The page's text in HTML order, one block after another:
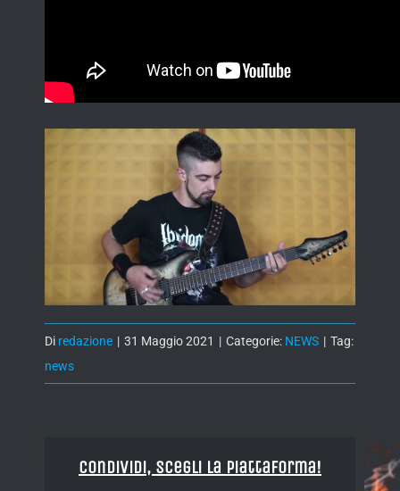
Di redazione | 31 Maggio 2021 | Categorie: NEWS | Tag:
news
Condividi, Scegli la piattaforma!